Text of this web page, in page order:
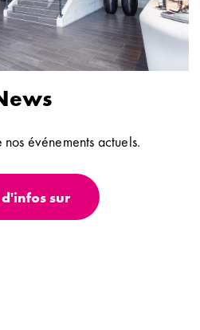
événements actuels.
d'infos sur